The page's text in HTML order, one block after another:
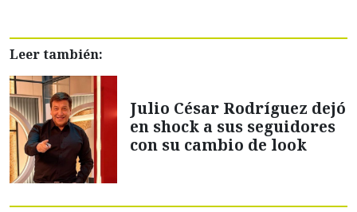
Leer también:
Julio César Rodríguez dejó
en shock a sus seguidores
con su cambio de look